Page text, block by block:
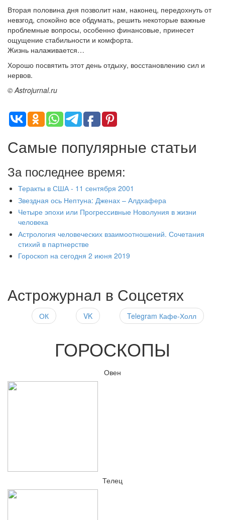
Вторая половина дня позволит нам, наконец, передохнуть от
невзгод, спокойно все обдумать, решить некоторые важные
проблемные вопросы, особенно финансовые, принесет
ощущение стабильности и комфорта.
Жизнь налаживается…
Хорошо посвятить этот день отдыху, восстановлению сил и
нервов.
© Astrojurnal.ru
Самые популярные статьи
За последнее время:
Теракты в США - 11 сентября 2001
Звездная ось Нептуна: Дженах – Алдхафера
Четыре эпохи или Прогрессивные Новолуния в жизни
человека
Астрология человеческих взаимоотношений. Сочетания
стихий в партнерстве
Гороскоп на сегодня 2 июня 2019
Астрожурнал в Соцсетях
ОК VK Telegram Кафе-Холл
ГОРОСКОПЫ
Овен
Телец